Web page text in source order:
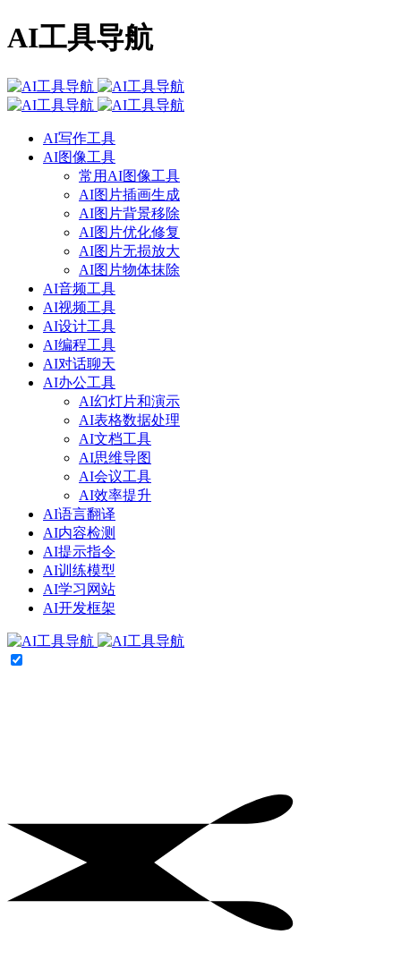
AI工具导航
AI写作工具
AI图像工具
常用AI图像工具
AI图片插画生成
AI图片背景移除
AI图片优化修复
AI图片无损放大
AI图片物体抹除
AI音频工具
AI视频工具
AI设计工具
AI编程工具
AI对话聊天
AI办公工具
AI幻灯片和演示
AI表格数据处理
AI文档工具
AI思维导图
AI会议工具
AI效率提升
AI语言翻译
AI内容检测
AI提示指令
AI训练模型
AI学习网站
AI开发框架